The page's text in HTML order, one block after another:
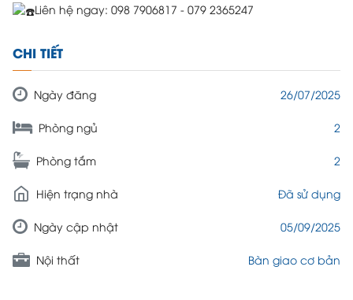
Liên hệ ngay: 098 7906817 - 079 2365247
CHI TIẾT
Ngày đăng 26/07/2025
Phòng ngủ 2
Phòng tắm 2
Hiện trạng nhà Đã sử dụng
Ngày cập nhật 05/09/2025
Nội thất Bàn giao cơ bản